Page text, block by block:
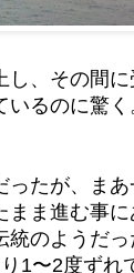
、その間
るのに驚
たが、ま
ま進む事
のようだ
1〜2度ずれ